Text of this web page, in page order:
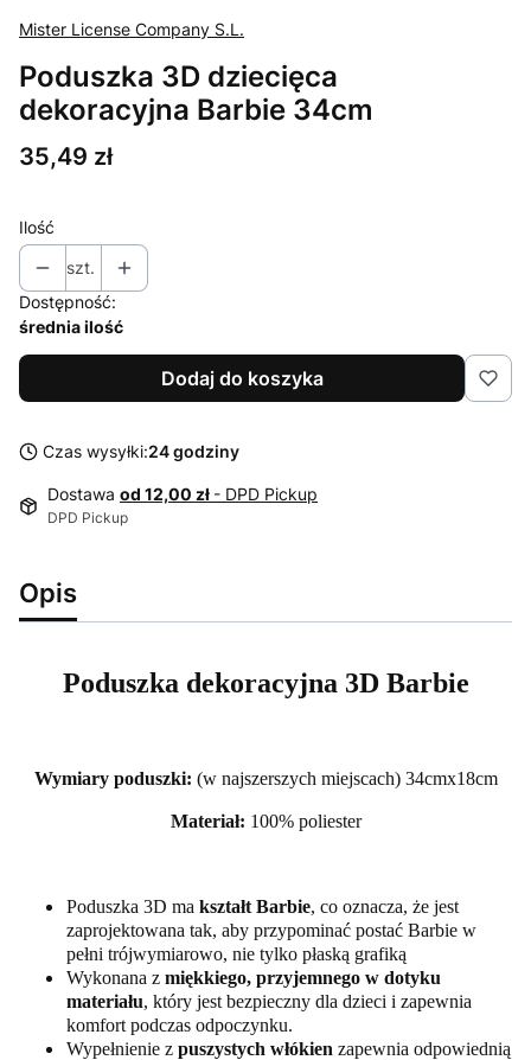
Mister License Company S.L.
Poduszka 3D dziecięca
dekoracyjna Barbie 34cm
Cena
35,49 zł
Ilość
szt.
Dostępność:
średnia ilość
Dodaj do koszyka
Czas wysyłki:24 godziny
Dostawa od 12,00 zł - DPD Pickup
DPD Pickup
Opis
Poduszka dekoracyjna 3D Barbie
Wymiary poduszki: (w najszerszych miejscach) 34cmx18cm
Materiał: 100% poliester
Poduszka 3D ma kształt Barbie, co oznacza, że jest
zaprojektowana tak, aby przypominać postać Barbie w
pełni trójwymiarowo, nie tylko płaską grafiką
Wykonana z miękkiego, przyjemnego w dotyku
materiału, który jest bezpieczny dla dzieci i zapewnia
komfort podczas odpoczynku.
Wypełnienie z puszystych włókien zapewnia odpowiednią